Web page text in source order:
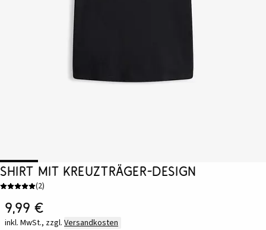
Shirt mit Kreuzträger-Design
(2)
9,99 €
inkl. MwSt., zzgl. Versandkosten